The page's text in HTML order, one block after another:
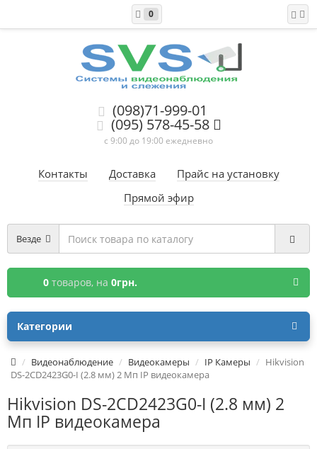
0
(098)71-999-01
(095) 578-45-58
с 9:00 до 19:00 ежедневно
Контакты Доставка
Прайс на установку
Прямой эфир
Везде
0 товаров, на 0грн.
Категории
Видеонаблюдение Видеокамеры IP Камеры
Hikvision
DS-2CD2423G0-I (2.8 мм) 2 Мп IP видеокамера
Hikvision DS-2CD2423G0-I (2.8 мм) 2
Мп IP видеокамера